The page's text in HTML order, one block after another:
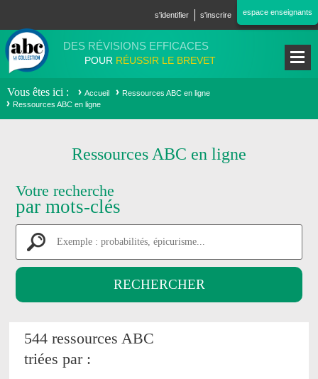
s'identifier s'inscrire espace enseignants
DES RÉVISIONS EFFICACES
POUR RÉUSSIR LE BREVET
Vous êtes ici Accueil
Ressources ABC en ligne
Ressources ABC en ligne
Ressources ABC en ligne
Votre recherche
par mots-clés
544 ressources ABC
triées par :